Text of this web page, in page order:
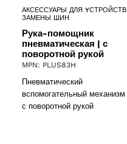
АКСЕССУАРЫ ДЛЯ YСТРОЙСТВ
ЗАМЕНЫ ШИН
Рука-помощник
пневматическая | с
поворотной рукой
MPN: PLUS83H
Пневматический
вспомогательный механизм
с поворотной рукой